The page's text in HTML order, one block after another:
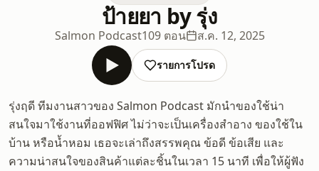
ป้ายยา by รุ่ง
Salmon Podcast109 ตอน ส.ค. 12, 2025
รายการโปรด
รุ่งฤดี ทีมงานสาวของ Salmon Podcast มักนำของใช้น่า
สนใจมาใช้งานที่ออฟฟิศ ไม่ว่าจะเป็นเครื่องสำอาง ของใช้ใน
บ้าน หรือน้ำหอม เธอจะเล่าถึงสรรพคุณ ข้อดี ข้อเสีย และ
ความน่าสนใจของสินค้าแต่ละชิ้นในเวลา 15 นาที เพื่อให้ผู้ฟัง